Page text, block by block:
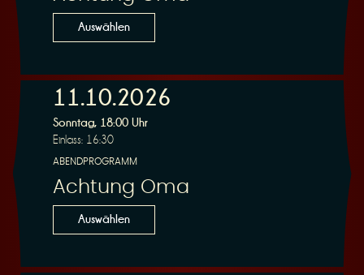
n
g
Auswählen
11.10.2026
Sonntag, 18:00 Uhr
Einlass: 16:30
ABENDPROGRAMM
Achtung Oma
Auswählen